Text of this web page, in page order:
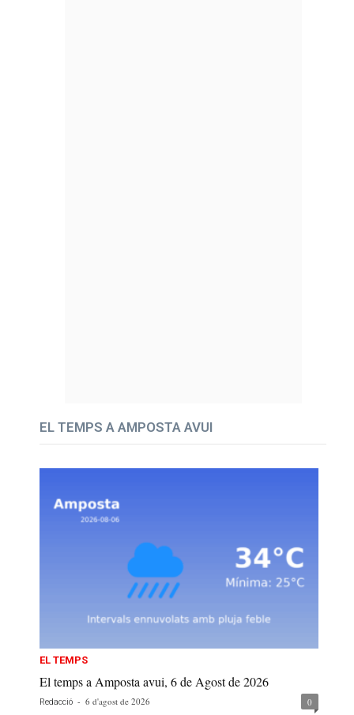
EL TEMPS A AMPOSTA AVUI
EL TEMPS
El temps a Amposta avui, 6 de Agost de 2026
Redacció - 6 d'agost de 2026 0